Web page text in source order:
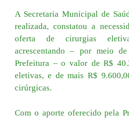
A Secretaria Municipal de
realizada, constatou a
oferta de cirurgias
acrescentando – por meio
Prefeitura – o valor de R$
eletivas, e de mais R$
cirúrgicas.
Com o aporte oferecido pela